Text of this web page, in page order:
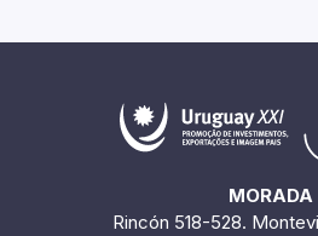
MORADA
Rincón 518-528.